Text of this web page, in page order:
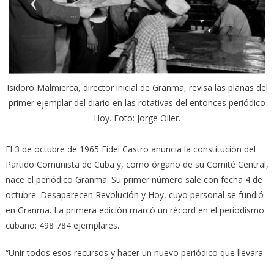
Isidoro Malmierca, director inicial de Granma, revisa las planas del
primer ejemplar del diario en las rotativas del entonces periódico
Hoy. Foto: Jorge Oller.
El 3 de octubre de 1965 Fidel Castro anuncia la constitución del
Partido Comunista de Cuba y, como órgano de su Comité Central,
nace el periódico Granma. Su primer número sale con fecha 4 de
octubre. Desaparecen Revolución y Hoy, cuyo personal se fundió
en Granma. La primera edición marcó un récord en el periodismo
cubano: 498 784 ejemplares.
“Unir todos esos recursos y hacer un nuevo periódico que llevara